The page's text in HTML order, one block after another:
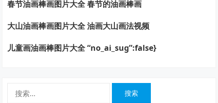
春节油画棒画图片大全 春节的油画棒画
大山油画棒画图片大全 油画大山画法视频
儿童画油画棒图片大全 “no_ai_sug”:false}